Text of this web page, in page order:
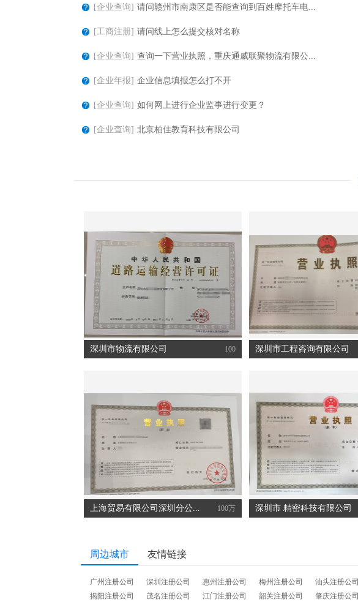
[企业查询] 请问赣州市南康区是否能查询到百姓摩托车电...
[工商注册] 请问线上怎么提交核对名称
[企业查询] 查询一下营业执照，重庆通威联聚物流有限公...
[企业年报] 企业信息填报怎么打不开
[企业查询] 如何网上进行企业监事进行变更？
[企业查询] 北京柏佳教育科技有限公司
深圳市物流有限公司 100 深圳市工程咨询有限公司
上海贸易有限公司深圳分公... 100万 深圳市 精密科技有限公司
周边城市 友情链接
广州注册公司 深圳注册公司 惠州注册公司 梅州注册公司 汕头注册公司
揭阳注册公司
茂名注册公司 江门注册公司 韶关注册公司 肇庆注册公司